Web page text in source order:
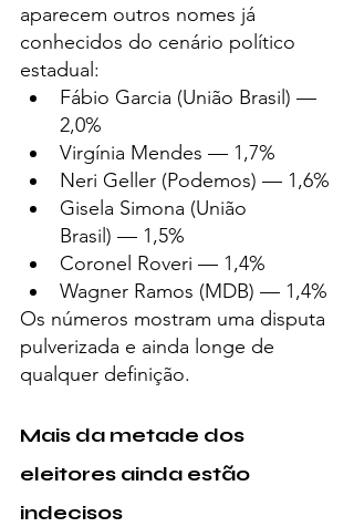
aparecem outros nomes já
conhecidos do cenário político
estadual:
Fábio Garcia (União Brasil) —
2,0%
Virgínia Mendes — 1,7%
Neri Geller (Podemos) — 1,6%
Gisela Simona (União
Brasil) — 1,5%
Coronel Roveri — 1,4%
Wagner Ramos (MDB) — 1,4%
Os números mostram uma disputa
pulverizada e ainda longe de
qualquer definição.
Mais da metade dos
eleitores ainda estão
indecisos